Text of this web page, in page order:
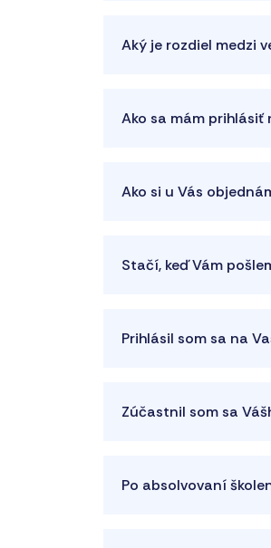
Aký je rozdiel medzi
Ako sa mám prihlásiť
Ako si u Vás
Stačí, keď Vám
Prihlásil som sa na
Zúčastnil som sa
Po absolvovaní